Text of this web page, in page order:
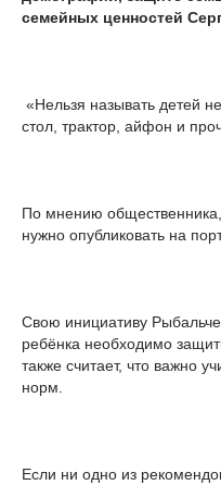
семейных ценностей
«Нельзя называть детей
стол, трактор, айфон и
По мнению
нужно опубликовать на
Свою инициативу
ребёнка необходимо
также считает, что важно
норм.
Если ни одно из